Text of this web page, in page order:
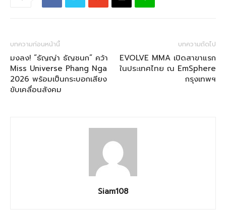
บทความก่อนหน้านี้
มงลง! “ธัญญ่า ธัญชนก” คว้า
Miss Universe Phang Nga
2026 พร้อมเป็นกระบอกเสียง
ขับเคลื่อนสังคม
บทความถัดไป
EVOLVE MMA เปิดสาขาแรก
ในประเทศไทย ณ EmSphere
กรุงเทพฯ
Siam108